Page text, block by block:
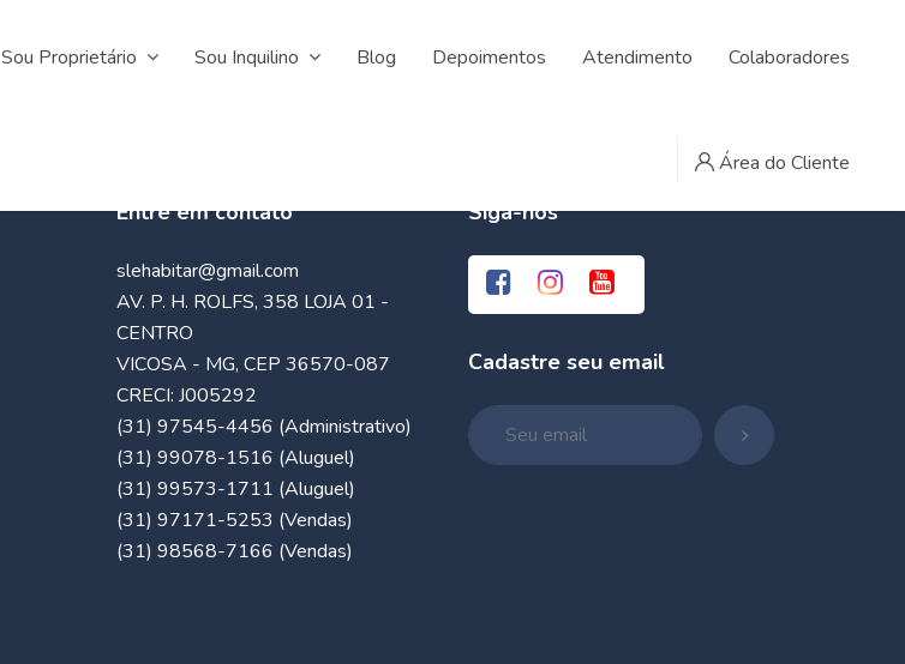
Sou Proprietário Sou Inquilino Blog Depoimentos Atendimento Colaboradores
Área do Cliente
Entre em contato
slehabitar@gmail.com
AV. P. H. ROLFS, 358 LOJA 01 -
CENTRO
VICOSA - MG, CEP 36570-087
CRECI: J005292
(31) 97545-4456 (Administrativo)
(31) 99078-1516 (Aluguel)
(31) 99573-1711 (Aluguel)
(31) 97171-5253 (Vendas)
(31) 98568-7166 (Vendas)
Siga-nos
Cadastre seu email